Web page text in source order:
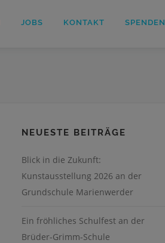
JOBS KONTAKT SPENDEN
NEUESTE BEITRÄGE
Blick in die Zukunft:
Kunstausstellung 2026 an der
Grundschule Marienwerder
Ein fröhliches Schulfest an der
Brüder-Grimm-Schule